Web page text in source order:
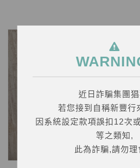
近日詐騙集團
若您接到自稱新豐行
因系統設定款項誤扣12次
等之類知,
此為詐騙,請勿理